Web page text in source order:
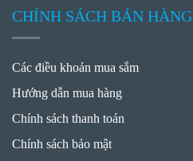
CHÍNH SÁCH BÁN HÀNG
Các điều khoản mua sắm
Hướng dẫn mua hàng
Chính sách thanh toán
Chính sách bảo mật